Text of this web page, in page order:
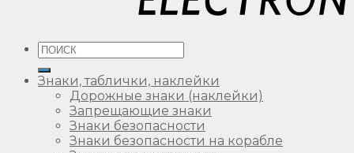
Искать:
Знаки, таблички, наклейки
Дорожные знаки (наклейки)
Запрещающие знаки
Знаки безопасности
Знаки безопасности на корабле